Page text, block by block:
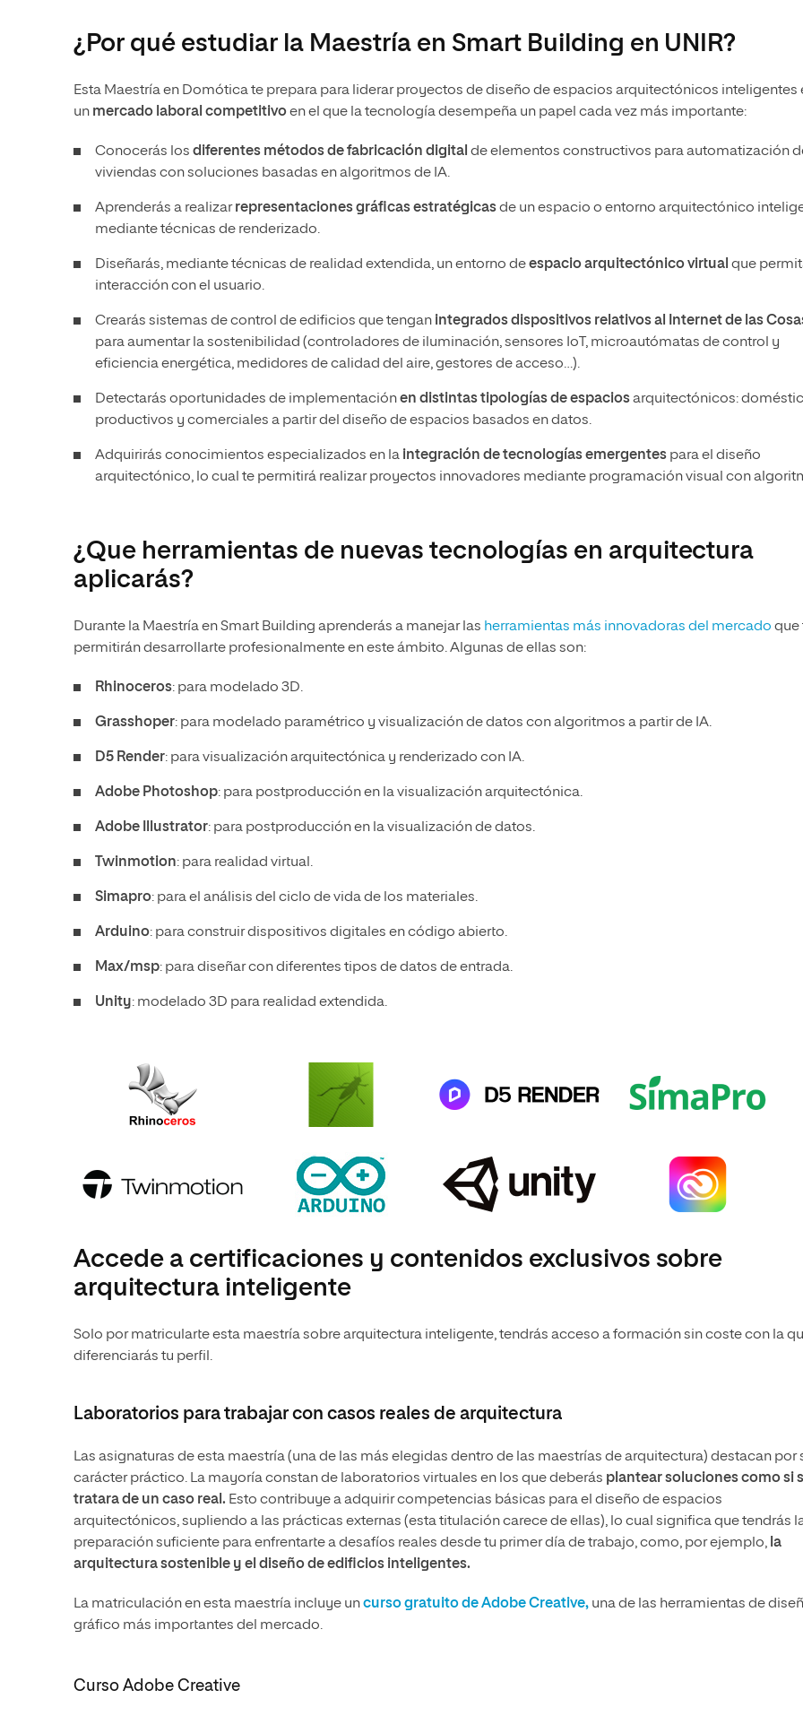
¿Por qué estudiar la Maestría en Smart Building en UNIR?
Esta Maestría en Domótica te prepara para liderar proyectos de diseño de espacios arquitectónicos inteligentes
un mercado laboral competitivoen el que la tecnología desempeña un papel cada vez más importante:
Conocerás los diferentes métodos de fabricación digital de elementos constructivos para automatización
viviendas con soluciones basadas en algoritmos de IA.
Aprenderás a realizarrepresentaciones gráficas estratégicasde un espacio o entorno arquitectónico
mediante técnicas de renderizado.
Diseñarás, mediante técnicas de realidad extendida, un entorno deespacio arquitectónico virtual que
interacción con el usuario.
Crearás sistemas de control de edificios que tengan integrados dispositivos relativos al Internet de las
para aumentar la sostenibilidad (controladores de iluminación, sensores IoT, microautómatas de control y
eficiencia energética, medidores de calidad del aire, gestores de acceso…).
Detectarás oportunidades de implementaciónen distintas tipologías de espaciosarquitectónicos:
productivos y comerciales a partir del diseño de espacios basados en datos.
Adquirirás conocimientos especializados en la integración de tecnologías emergentes para el diseño
arquitectónico, lo cual te permitirá realizar proyectos innovadores mediante programación visual con
¿Que herramientas de nuevas tecnologías en arquitectura
aplicarás?
Durante la Maestría en Smart Building aprenderás a manejar las herramientas más innovadoras del mercado que
permitirán desarrollarte profesionalmente en este ámbito. Algunas de ellas son:
Rhinoceros: para modelado 3D.
Grasshoper: para modelado paramétrico y visualización de datos con algoritmos a partir de IA.
D5 Render: para visualización arquitectónica y renderizado con IA.
Adobe Photoshop: para postproducción en la visualización arquitectónica.
Adobe Illustrator: para postproducción en la visualización de datos.
Twinmotion: para realidad virtual.
Simapro: para el análisis del ciclo de vida de los materiales.
Arduino: para construir dispositivos digitales en código abierto.
Max/msp: para diseñar con diferentes tipos de datos de entrada.
Unity: modelado 3D para realidad extendida.
Accede a certificaciones y contenidos exclusivos sobre
arquitectura inteligente
Solo por matricularte esta maestría sobre arquitectura inteligente, tendrás acceso a formación sin coste con la
diferenciarás tu perfil.
Laboratorios para trabajar con casos reales de arquitectura
Las asignaturas de esta maestría (una de las más elegidas dentro de las maestrías de arquitectura) destacan por
carácter práctico. La mayoría constan de laboratorios virtuales en los que deberás plantear soluciones como si
tratara de un caso real. Esto contribuye a adquirir competencias básicas para el diseño de espacios
arquitectónicos, supliendo a las prácticas externas (esta titulación carece de ellas), lo cual significa que tendrás
preparación suficiente para enfrentarte a desafíos reales desde tu primer día de trabajo, como, por ejemplo, la
arquitectura sostenible y el diseño de edificios inteligentes.
La matriculación en esta maestría incluye uncurso gratuito de Adobe Creative, una de las herramientas de
gráfico más importantes del mercado.
Curso Adobe Creative